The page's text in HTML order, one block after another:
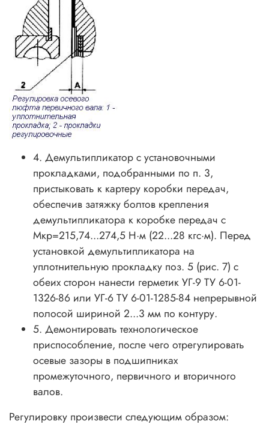
4. Демультипликатор с установочными
прокладками, подобранными по п. 3,
пристыковать к картеру коробки передач,
обеспечив затяжку болтов крепления
демультипликатора к коробке передач с
Мкр=215,74...274,5 Н·м (22...28 кгс·м). Перед
установкой демультипликатора на
уплотнительную прокладку поз. 5 (рис. 7) с
обеих сторон нанести герметик УГ-9 ТУ 6-01-
1326-86 или УГ-6 ТУ 6-01-1285-84 непрерывной
полосой шириной 2...3 мм по контуру.
5. Демонтировать технологическое
приспособление, после чего отрегулировать
осевые зазоры в подшипниках
промежуточного, первичного и вторичного
валов.
Регулировку произвести следующим образом: